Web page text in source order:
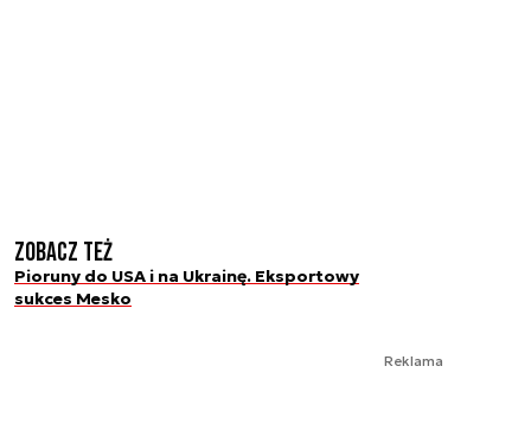
Zobacz też
Pioruny do USA i na Ukrainę. Eksportowy
sukces Mesko
Reklama